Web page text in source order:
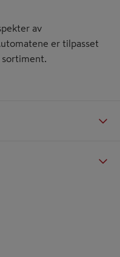
av
er tilpasset